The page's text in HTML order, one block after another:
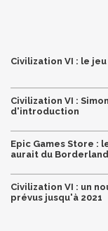
Civilization VI : le
Civilization VI :
d'introduction
Epic Games Store :
aurait du
Civilization VI : un
prévus jusqu'à 2021